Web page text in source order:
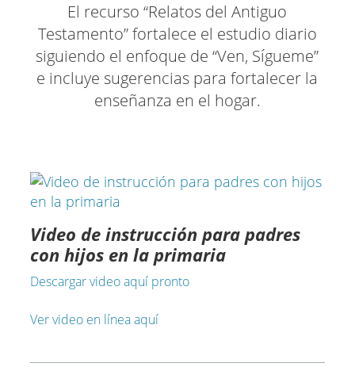
El recurso “Relatos del Antiguo
Testamento” fortalece el estudio diario
siguiendo el enfoque de “Ven, Sígueme”
e incluye sugerencias para fortalecer la
enseñanza en el hogar.
Video de instrucción para padres
con hijos en la primaria
Descargar video aquí pronto
Ver video en línea aquí